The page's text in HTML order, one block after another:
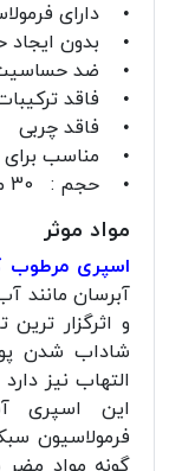
• دارای
• بدون
• ضد
• فاقد
• فاقد چربی
• مناسب برای
• حجم : 30 میلی لیتر
مواد موثر
اسپری مرطوب
آبرسان مانند
و اثرگزار
شاداب شدن
التهاب نیز
این اسپری
فرمولاسیون
گونه مواد مضر